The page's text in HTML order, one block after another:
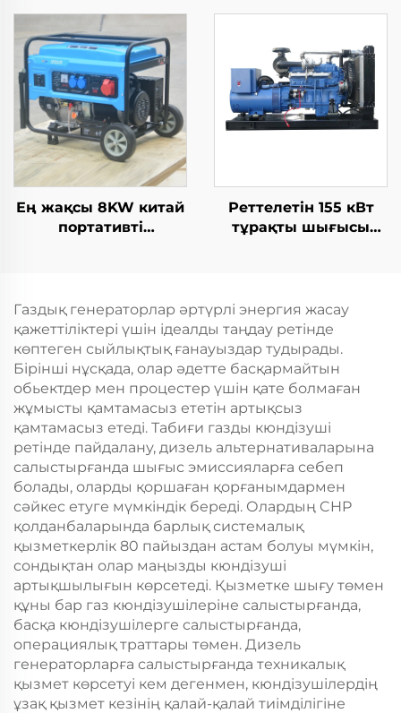
деңгейі 50Hz/60Hz
сұраныс 2KW ескерту
күші 380V ескерту
мөлшері
Құралы Тек Фазалы
60Hz Сөлесі DC
Шығыс
Ең жақсы 8KW китай
портативті
выводының ішкі
құрылымында
двигун
Реттелетін 155 кВт
тұрақты шығысы
Газдық генераторлар әртүрлі энергия жасау
қажеттіліктері үшін ідеалды таңдау ретінде
көптеген сыйлықтық ғанауыздар тудырады.
Бірінші нұсқада, олар әдетте басқармайтын
обьектдер мен процестер үшін қате болмаған
жұмысты қамтамасыз ететін артықсыз
қамтамасыз етеді. Табиғи газды кюндізуші
ретінде пайдалану, дизель альтернативаларына
салыстырғанда шығыс эмиссияларға себеп
болады, оларды қоршаған қорғанымдармен
сәйкес етуге мүмкіндік береді. Олардың CHP
қолданбаларында барлық системалық
қызметкерлік 80 пайыздан астам болуы мүмкін,
сондықтан олар маңызды кюндізуші
артықшылығын көрсетеді. Қызметке шығу төмен
құны бар газ кюндізушілеріне салыстырғанда,
басқа кюндізушілерге салыстырғанда,
операциялық траттары төмен. Дизель
генераторларға салыстырғанда техникалық
қызмет көрсетуі кем дегенмен, кюндізушілердің
ұзақ қызмет кезінің қалай-қалай тиімділігіне